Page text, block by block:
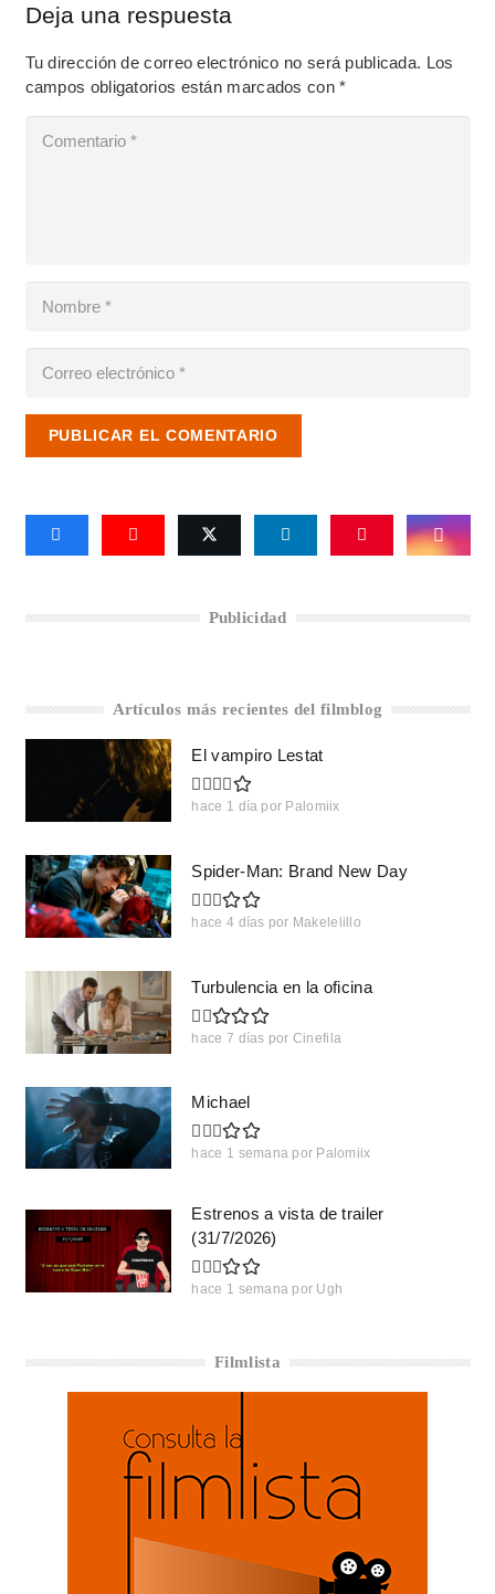
Deja una respuesta
Tu dirección de correo electrónico no será publicada. Los
campos obligatorios están marcados con*
PUBLICAR EL COMENTARIO
Publicidad
Artículos más recientes del filmblog
El vampiro Lestat
hace 1 día por Palomiix
Spider-Man: Brand New Day
hace 4 días por Makelelillo
Turbulencia en la oficina
hace 7 días por Cinefila
Michael
hace 1 semana por Palomiix
Estrenos a vista de trailer
(31/7/2026)
hace 1 semana por Ugh
Filmlista